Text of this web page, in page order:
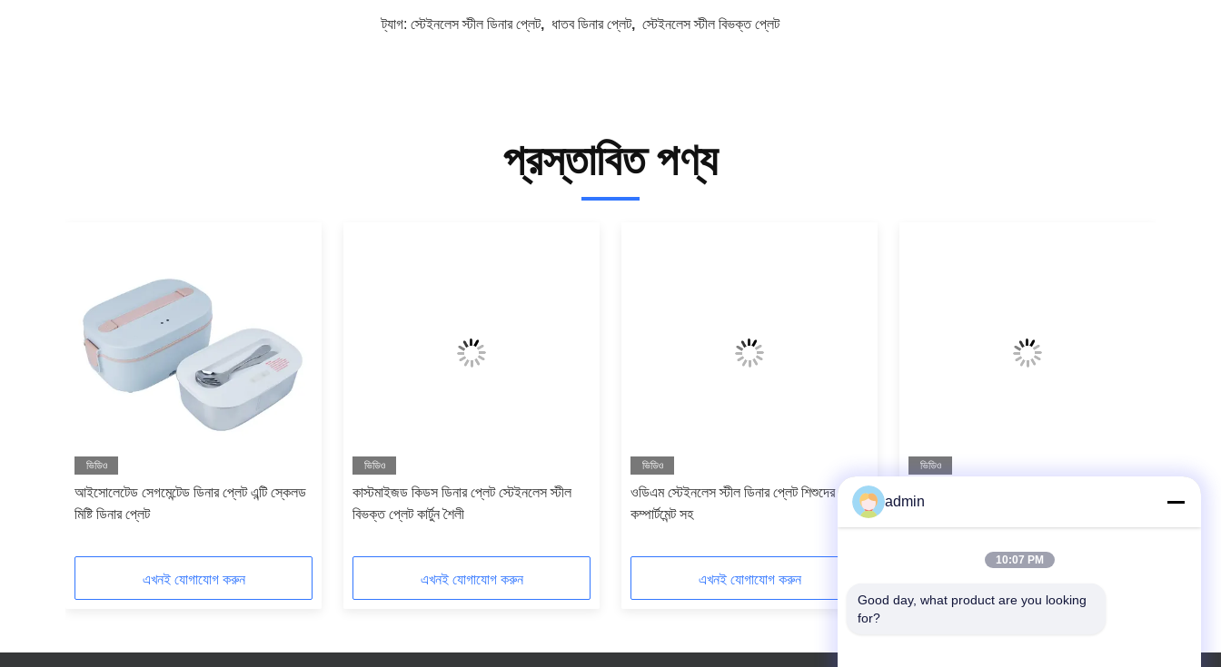
ট্যাগ: স্টেইনলেস স্টীল ডিনার প্লেট, ধাতব ডিনার প্লেট, স্টেইনলেস স্টীল বিভক্ত প্লেট
প্রস্তাবিত পণ্য
ভিডিও
আইসোলেটেড সেগমেন্টেড ডিনার প্লেট এন্টি স্কেলড
মিষ্টি ডিনার প্লেট
এখনই যোগাযোগ করুন
ভিডিও
কাস্টমাইজড কিডস ডিনার প্লেট স্টেইনলেস স্টীল
বিভক্ত প্লেট কার্টুন শৈলী
এখনই যোগাযোগ করুন
ভিডিও
ওডিএম স্টেইনলেস স্টীল ডিনার প্লেট শিশুদের জন্য
কম্পার্টমেন্ট সহ
এখনই যোগাযোগ করুন
ভিডিও
ক্ষয় প্রতিরোধী কম্পার্টমেন্ট ডিনার প্লেট কভার সহ
admin
10:07 PM
Good day, what product are you looking
for?